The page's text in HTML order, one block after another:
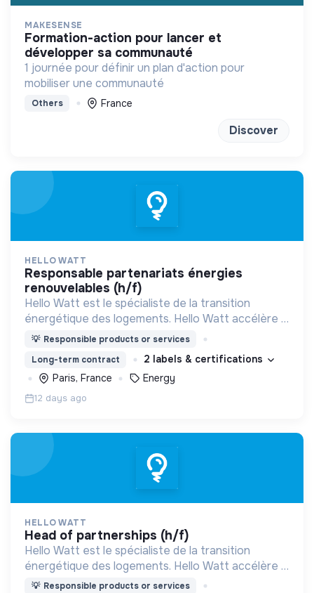
MAKESENSE
formation-action pour lancer et
développer sa communauté
1 journée pour définir un plan d'action pour
mobiliser une communauté
Others France
Discover
HELLO WATT
responsable partenariats énergies
renouvelables (h/f)
Hello Watt est le spécialiste de la transition
énergétique des logements. Hello Watt accélère la
transition énergétique en la rendant plus simple,
💡 Responsible products or services
Long-term contract
2 labels & certifications
Paris, France
Energy
12 days ago
HELLO WATT
head of partnerships (h/f)
Hello Watt est le spécialiste de la transition
énergétique des logements. Hello Watt accélère la
transition énergétique en la rendant plus simple,
💡 Responsible products or services